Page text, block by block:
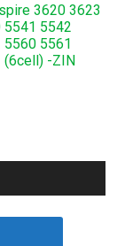
3620 3623
5541 5542
5560 5561
(6cell) -ZIN